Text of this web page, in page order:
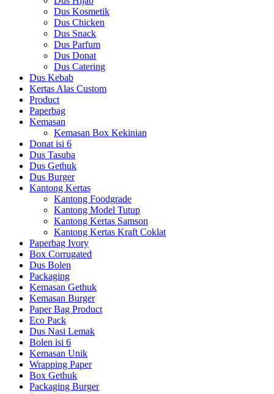
Dus Kosmetik
Dus Chicken
Dus Snack
Dus Parfum
Dus Donat
Dus Catering
Dus Kebab
Kertas Alas Custom
Product
Paperbag
Kemasan
Kemasan Box Kekinian
Donat isi 6
Dus Tasuba
Dus Gethuk
Dus Burger
Kantong Kertas
Kantong Foodgrade
Kantong Model Tutup
Kantong Kertas Samson
Kantong Kertas Kraft Coklat
Paperbag Ivory
Box Corrugated
Dus Bolen
Packaging
Kemasan Gethuk
Kemasan Burger
Paper Bag Product
Eco Pack
Dus Nasi Lemak
Bolen isi 6
Kemasan Unik
Wrapping Paper
Box Gethuk
Packaging Burger